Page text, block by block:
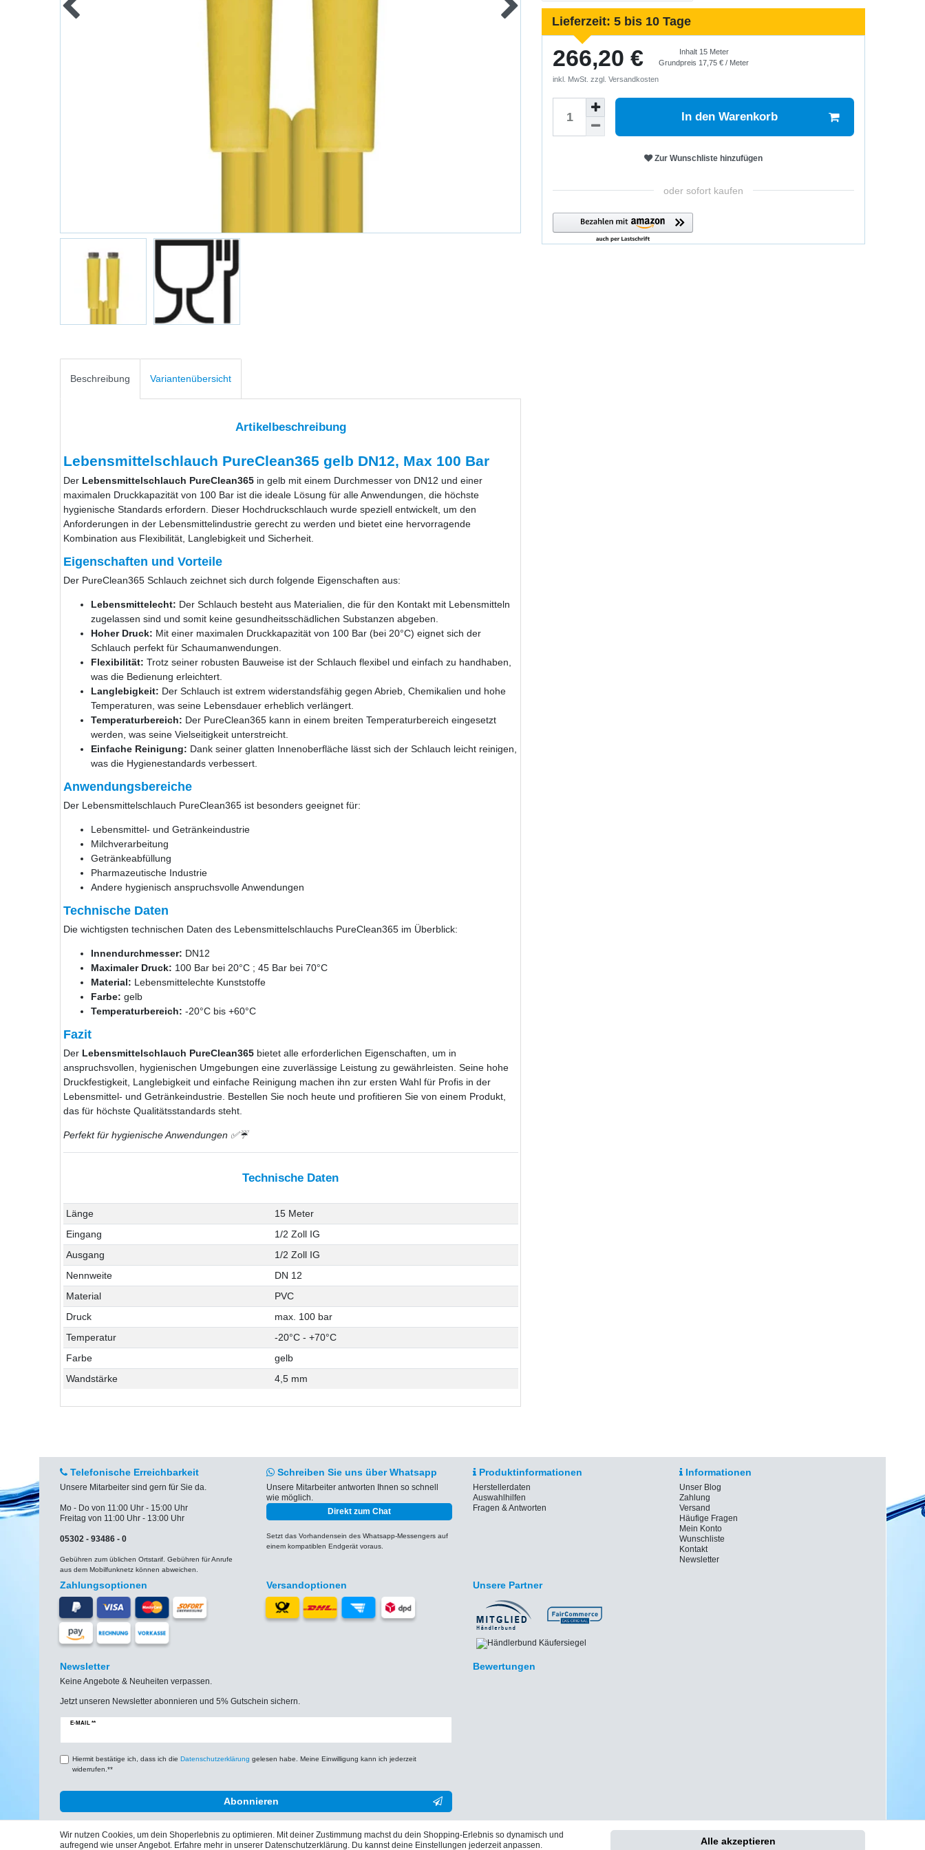
Lieferzeit: 5 bis 10 Tage
266,20 € Inhalt 15 Meter
Grundpreis 17,75 € / Meter
inkl. MwSt. zzgl. Versandkosten
In den Warenkorb
Zur Wunschliste hinzufügen
oder sofort kaufen
Beschreibung Variantenübersicht
Artikelbeschreibung
Lebensmittelschlauch PureClean365 gelb DN12, Max 100 Bar
Der Lebensmittelschlauch PureClean365in gelb mit einem Durchmesser von DN12 und einer
maximalen Druckkapazität von 100 Bar ist die ideale Lösung für alle Anwendungen, die höchste
hygienische Standards erfordern. Dieser Hochdruckschlauch wurde speziell entwickelt, um den
Anforderungen in der Lebensmittelindustrie gerecht zu werden und bietet eine hervorragende
Kombination aus Flexibilität, Langlebigkeit und Sicherheit.
Eigenschaften und Vorteile
Der PureClean365 Schlauch zeichnet sich durch folgende Eigenschaften aus:
Lebensmittelecht: Der Schlauch besteht aus Materialien, die für den Kontakt mit Lebensmitteln
zugelassen sind und somit keine gesundheitsschädlichen Substanzen abgeben.
Hoher Druck: Mit einer maximalen Druckkapazität von 100 Bar (bei 20°C) eignet sich der
Schlauch perfekt für Schaumanwendungen.
Flexibilität: Trotz seiner robusten Bauweise ist der Schlauch flexibel und einfach zu handhaben,
was die Bedienung erleichtert.
Langlebigkeit: Der Schlauch ist extrem widerstandsfähig gegen Abrieb, Chemikalien und hohe
Temperaturen, was seine Lebensdauer erheblich verlängert.
Temperaturbereich: Der PureClean365 kann in einem breiten Temperaturbereich eingesetzt
werden, was seine Vielseitigkeit unterstreicht.
Einfache Reinigung: Dank seiner glatten Innenoberfläche lässt sich der Schlauch leicht reinigen,
was die Hygienestandards verbessert.
Anwendungsbereiche
Der Lebensmittelschlauch PureClean365 ist besonders geeignet für:
Lebensmittel- und Getränkeindustrie
Milchverarbeitung
Getränkeabfüllung
Pharmazeutische Industrie
Andere hygienisch anspruchsvolle Anwendungen
Technische Daten
Die wichtigsten technischen Daten des Lebensmittelschlauchs PureClean365 im Überblick:
Innendurchmesser: DN12
Maximaler Druck: 100 Bar bei 20°C ; 45 Bar bei 70°C
Material: Lebensmittelechte Kunststoffe
Farbe: gelb
Temperaturbereich: -20°C bis +60°C
Fazit
Der Lebensmittelschlauch PureClean365bietet alle erforderlichen Eigenschaften, um in
anspruchsvollen, hygienischen Umgebungen eine zuverlässige Leistung zu gewährleisten. Seine hohe
Druckfestigkeit, Langlebigkeit und einfache Reinigung machen ihn zur ersten Wahl für Profis in der
Lebensmittel- und Getränkeindustrie. Bestellen Sie noch heute und profitieren Sie von einem Produkt,
das für höchste Qualitätsstandards steht.
Perfekt für hygienische Anwendungen ✅☔
Technische Daten
Länge
15 Meter
Eingang
1/2 Zoll IG
Ausgang
1/2 Zoll IG
Nennweite
DN 12
Material
PVC
Druck
max. 100 bar
Temperatur
-20°C - +70°C
Farbe
gelb
Wandstärke
4,5 mm
Telefonische Erreichbarkeit
Unsere Mitarbeiter sind gern für Sie da.
Mo - Do von 11:00 Uhr - 15:00 Uhr
Freitag von 11:00 Uhr - 13:00 Uhr
05302 - 93486 - 0
Gebühren zum üblichen Ortstarif. Gebühren für Anrufe
aus dem Mobilfunknetz können abweichen.
Schreiben Sie uns über Whatsapp
Unsere Mitarbeiter antworten Ihnen so schnell
wie möglich.
Direkt zum Chat
Setzt das Vorhandensein des Whatsapp-Messengers auf
einem kompatiblen Endgerät voraus.
Produktinformationen
Herstellerdaten
Auswahlhilfen
Fragen & Antworten
Informationen
Unser Blog
Zahlung
Versand
Häufige Fragen
Mein Konto
Wunschliste
Kontakt
Newsletter
Zahlungsoptionen Versandoptionen Unsere Partner
Newsletter
Keine Angebote & Neuheiten verpassen.
Jetzt unseren Newsletter abonnieren und 5% Gutschein sichern.
E-MAIL **
Newsletter
Hiermit bestätige ich, dass ich die Daten­schutz­erklärung gelesen habe. Meine Einwilligung kann ich jederzeit
widerrufen.**
Abonnieren
** Hierbei handelt es sich um ein Pflichtfeld.
Bewertungen
Wir nutzen Cookies, um dein Shoperlebnis zu optimieren. Mit deiner Zustimmung machst du dein Shopping-Erlebnis so dynamisch und
aufregend wie unser Angebot. Erfahre mehr in unserer Datenschutzerklärung. Du kannst deine Einstellungen jederzeit anpassen.
Alle akzeptieren